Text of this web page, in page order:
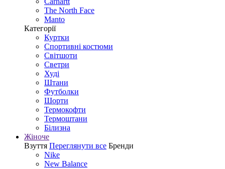
The North Face
Manto
Категорії
Куртки
Спортивні костюми
Світшоти
Светри
Худі
Штани
Футболки
Шорти
Термокофти
Термоштани
Білизна
Жіноче
Взуття Переглянути все Бренди
Nike
New Balance